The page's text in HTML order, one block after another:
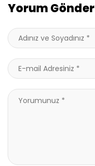
Yorum Gönder